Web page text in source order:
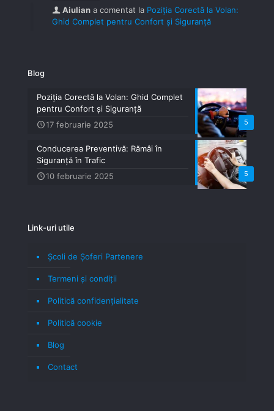
Aiulian a comentat la Poziția Corectă la Volan:
Ghid Complet pentru Confort și Siguranță
Blog
5
Poziția Corectă la Volan: Ghid Complet
pentru Confort și Siguranță
17 februarie 2025
5
Conducerea Preventivă: Rămâi în
Siguranță în Trafic
10 februarie 2025
Link-uri utile
Școli de Șoferi Partenere
Termeni şi condiţii
Politică confidenţialitate
Politică cookie
Blog
Contact